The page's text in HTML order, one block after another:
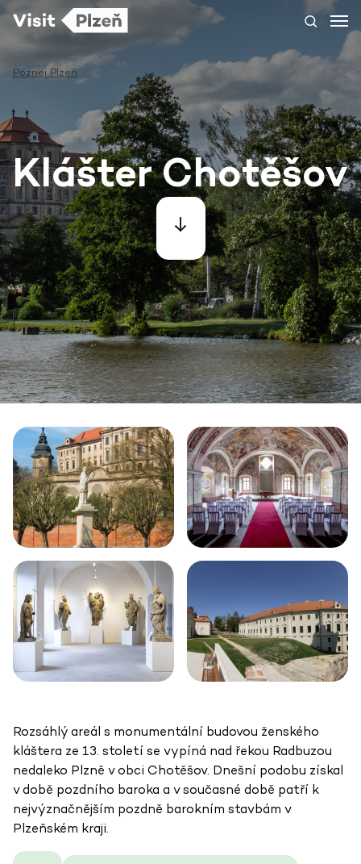
Poznej Plzeň
Klášter Chotěšov
Rozsáhlý areál s monumentální budovou ženského
kláštera ze 13. století se vypíná nad řekou Radbuzou
nedaleko Plzně v obci Chotěšov. Dnešní podobu získal
v době pozdního baroka a v současné době patří k
nejvýznačnějším pozdně barokním stavbám v
Plzeňském kraji.